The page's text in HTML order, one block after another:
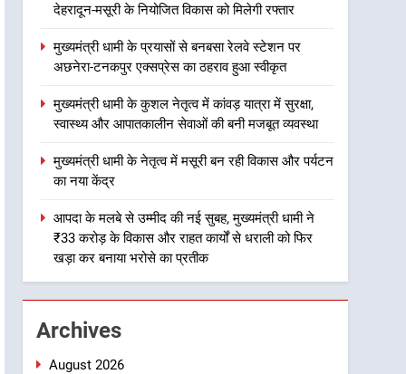
2
बनबसा रेलवे स्टेशन पर अछनेरा-
टनकपुर एक्सप्रेस का ठहराव हुआ
स्वीकृत
उत्तराखंड
3
मुख्यमंत्री धामी के कुशल नेतृत्व में
कांवड़ यात्रा में सुरक्षा, स्वास्थ्य और
आपातकालीन सेवाओं की बनी
4
मुख्यमंत्री धामी के नेतृत्व में मसूरी
बन रही विकास और पर्यटन का नया
उत्तराखंड
देहरादून-मसूरी के नियोजित विकास को मिलेगी रफ्तार
मुख्यमंत्री धामी के प्रयासों से बनबसा रेलवे स्टेशन पर
अछनेरा-टनकपुर एक्सप्रेस का ठहराव हुआ स्वीकृत
मुख्यमंत्री धामी के कुशल नेतृत्व में कांवड़ यात्रा में सुरक्षा,
स्वास्थ्य और आपातकालीन सेवाओं की बनी मजबूत व्यवस्था
मुख्यमंत्री धामी के नेतृत्व में मसूरी बन रही विकास और पर्यटन
का नया केंद्र
आपदा के मलबे से उम्मीद की नई सुबह, मुख्यमंत्री धामी ने
₹33 करोड़ के विकास और राहत कार्यों से धराली को फिर
खड़ा कर बनाया भरोसे का प्रतीक
Archives
August 2026